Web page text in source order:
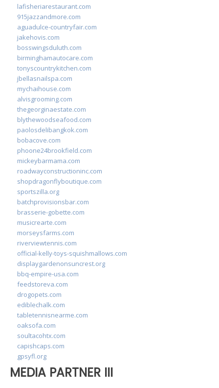
lafisheriarestaurant.com
915jazzandmore.com
aguadulce-countryfair.com
jakehovis.com
bosswingsduluth.com
birminghamautocare.com
tonyscountrykitchen.com
jbellasnailspa.com
mychaihouse.com
alvisgrooming.com
thegeorginaestate.com
blythewoodseafood.com
paolosdelibangkok.com
bobacove.com
phoone24brookfield.com
mickeybarmama.com
roadwayconstructioninc.com
shopdragonflyboutique.com
sportszilla.org
batchprovisionsbar.com
brasserie-gobette.com
musicrearte.com
morseysfarms.com
riverviewtennis.com
official-kelly-toys-squishmallows.com
displaygardenonsuncrest.org
bbq-empire-usa.com
feedstoreva.com
drogopets.com
ediblechalk.com
tabletennisnearme.com
oaksofa.com
soultacohtx.com
capishcaps.com
gpsyfl.org
MEDIA PARTNER III